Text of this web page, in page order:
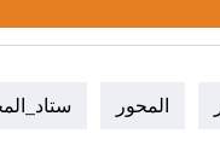
المحور